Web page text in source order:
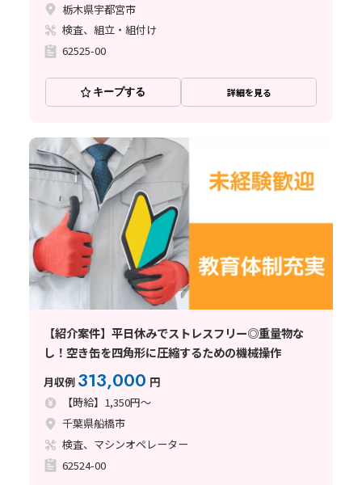
栃木県宇都宮市
検査、組立・組付け
62525-00
キープする 詳細を見る
【紹介案件】平日休みでストレスフリー◎重量物な
し！空き缶を四角形に圧縮するための機械操作
月収例 313,000 円
【時給】1,350円～
千葉県船橋市
検査、マシンオペレーター
62524-00